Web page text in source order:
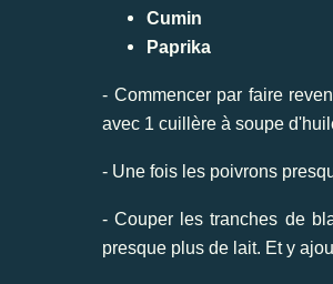
Cumin
Paprika
- Commencer par faire
avec 1 cuillère à soupe
- Une fois les poivrons
- Couper les tranches de
presque plus de lait. Et y